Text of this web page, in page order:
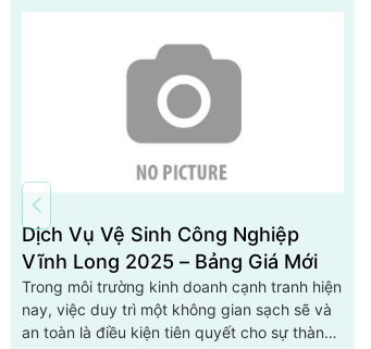
Dịch Vụ Vệ Sinh Công Nghiệp
Vĩnh Long 2025 – Bảng Giá Mới
Trong môi trường kinh doanh cạnh tranh hiện
nay, việc duy trì một không gian sạch sẽ và
an toàn là điều kiện tiên quyết cho sự thành